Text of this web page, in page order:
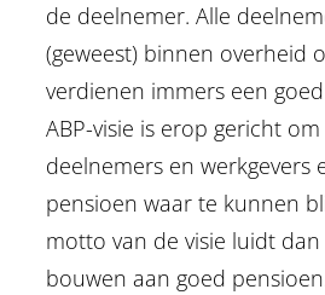
de deelnemer. Alle
(geweest) binnen overheid
verdienen immers een
ABP-visie is erop gericht
deelnemers en werkgevers
pensioen waar te kunnen
motto van de visie luidt dan
bouwen aan goed